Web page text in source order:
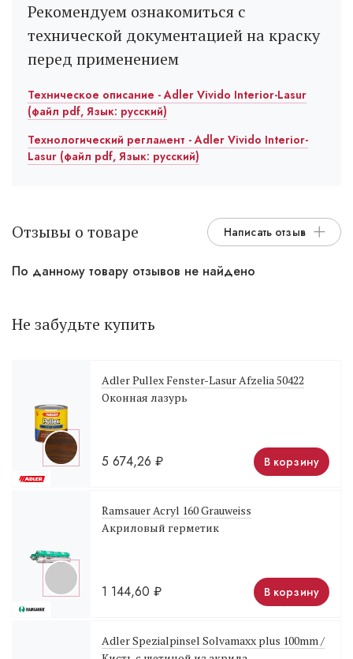
Рекомендуем ознакомиться с
технической документацией на краску
перед применением
Техническое описание - Adler Vivido Interior-Lasur
(файл pdf, Язык: русский)
Технологический регламент - Adler Vivido Interior-
Lasur (файл pdf, Язык: русский)
Отзывы о товаре Написать отзыв
По данному товару отзывов не найдено
Не забудьте купить
Adler Pullex Fenster-Lasur Afzelia 50422
Оконная лазурь
5 674,26 ₽ В корзину
Ramsauer Acryl 160 Grauweiss
Акриловый герметик
1 144,60 ₽ В корзину
Adler Spezialpinsel Solvamaxx plus 100mm /